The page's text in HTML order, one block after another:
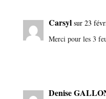
Carsyl sur 23
Merci pour les 3
Denise